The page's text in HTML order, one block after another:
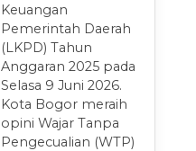
Keuangan
Pemerintah Daerah
(LKPD) Tahun
Anggaran 2025 pada
Selasa 9 Juni 2026.
Kota Bogor meraih
opini Wajar Tanpa
Pengecualian (WTP)